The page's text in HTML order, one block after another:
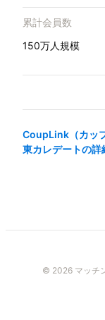
累計会員数
150万人規模
CoupLink（カッ
東カレデートの詳
© 2026 マッチ